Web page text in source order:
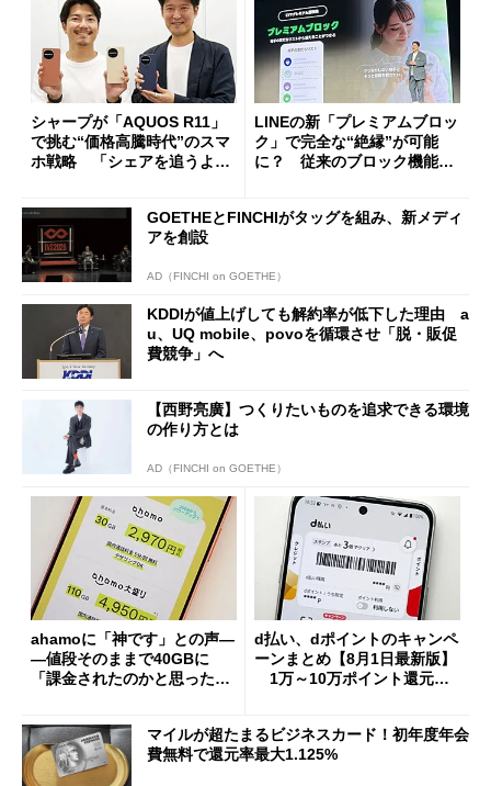
シャープが「AQUOS R11」
で挑む“価格高騰時代”のスマ
ホ戦略 「シェアを追うより
LINEの新「プレミアムブロッ
ク」で完全な“絶縁”が可能
に？ 従来のブロック機能と
GOETHEとFINCHIがタッグを組み、新メディ
アを創設
AD（FINCHI on GOETHE）
KDDIが値上げしても解約率が低下した理由 a
u、UQ mobile、povoを循環させ「脱・販促
費競争」へ
【西野亮廣】つくりたいものを追求できる環境
の作り方とは
AD（FINCHI on GOETHE）
ahamoに「神です」との声―
―値段そのままで40GBに
「課金されたのかと思った」
d払い、dポイントのキャンペ
ーンまとめ【8月1日最新版】
1万～10万ポイント還元の
マイルが超たまるビジネスカード！初年度年会
費無料で還元率最大1.125%